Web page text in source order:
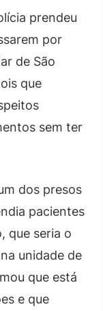
prendeu
por
de São
que
sem ter
dos presos
pacientes
que seria o
unidade de
que está
e que